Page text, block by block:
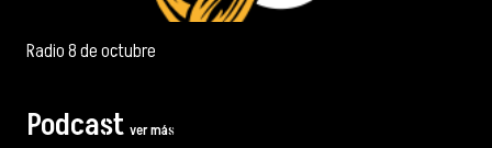
Radio 8 de octubre
Podcast ver más